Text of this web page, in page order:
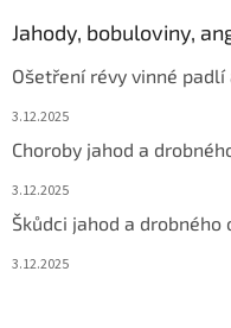
Jahody, bobuloviny,
Ošetření révy vinné padlí
3.12.2025
Choroby jahod a
3.12.2025
Škůdci jahod a drobného
3.12.2025